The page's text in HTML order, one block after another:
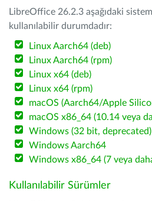
LibreOffice 26.2.3 aşağıdaki
kullanılabilir durumdadır:
Linux Aarch64 (deb)
Linux Aarch64 (rpm)
Linux x64 (deb)
Linux x64 (rpm)
macOS (Aarch64/Apple
macOS x86_64 (10.14 veya
Windows (32 bit, deprecated)
Windows Aarch64
Windows x86_64 (7 veya
Kullanılabilir Sürümler